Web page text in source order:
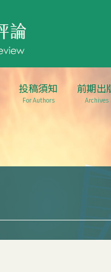
投稿須知
For Authors
前期出
Archives